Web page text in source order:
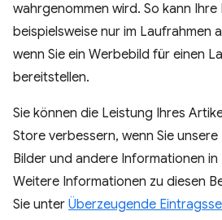
wahrgenommen wird. So kann Ihre
beispielsweise nur im Laufrahmen
wenn Sie ein Werbebild für einen
bereitstellen.
Sie können die Leistung Ihres
Store verbessern, wenn Sie
Bilder und andere Informationen
Weitere Informationen zu diesen
Sie unter Überzeugende